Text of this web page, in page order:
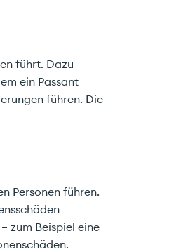
führt. Dazu
ein Passant
führen. Die
Personen führen.
zum Beispiel eine